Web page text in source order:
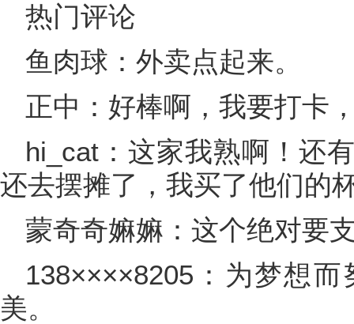
热门评论
鱼肉球：外卖点起来。
正中：好棒啊，我要打卡
hi_cat：这家我熟啊！还
还去摆摊了，我买了他们的
蒙奇奇嫲嫲：这个绝对要
138××××8205：为梦想
美。